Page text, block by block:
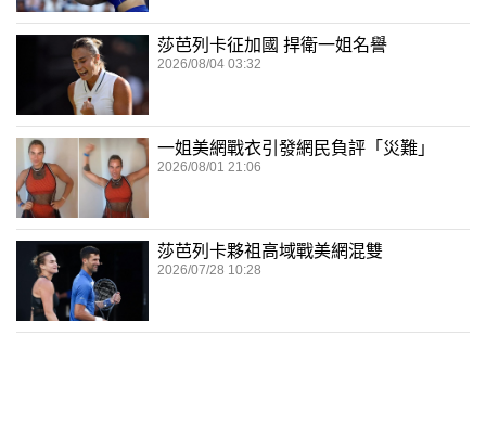
莎芭列卡征加國 捍衛一姐名譽
2026/08/04 03:32
一姐美網戰衣引發網民負評「災難」
2026/08/01 21:06
莎芭列卡夥祖高域戰美網混雙
2026/07/28 10:28